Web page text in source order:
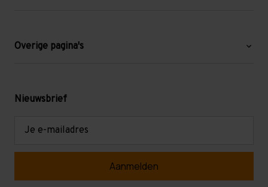
Blog
Levering en afhalen
Overige pagina's
Mezzanine
Nieuwsbrief